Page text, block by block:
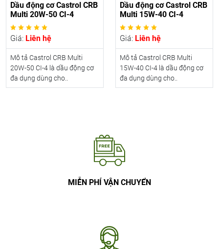
Dầu động cơ Castrol CRB
Multi 20W-50 CI-4
Giá: Liên hệ
Mô tả Castrol CRB Multi
20W-50 CI-4 là dầu động cơ
đa dụng dùng cho..
Dầu động cơ Castrol CRB
Multi 15W-40 CI-4
Giá: Liên hệ
Mô tả Castrol CRB Multi
15W-40 CI-4 là dầu động cơ
đa dụng dùng cho..
MIỄN PHÍ VẬN CHUYỂN